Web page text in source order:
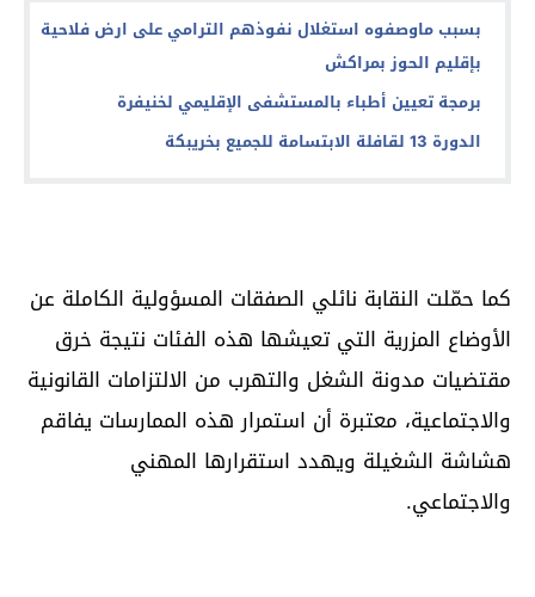
بسبب ماوصفوه استغلال نفوذهم الترامي على ارض فلاحية
بإقليم الحوز بمراكش
برمجة تعيين أطباء بالمستشفى الإقليمي لخنيفرة
الدورة 13 لقافلة الابتسامة للجميع بخريبكة
كما حمّلت النقابة نائلي الصفقات المسؤولية الكاملة عن
الأوضاع المزرية التي تعيشها هذه الفئات نتيجة خرق
مقتضيات مدونة الشغل والتهرب من الالتزامات القانونية
والاجتماعية، معتبرة أن استمرار هذه الممارسات يفاقم
هشاشة الشغيلة ويهدد استقرارها المهني
والاجتماعي.